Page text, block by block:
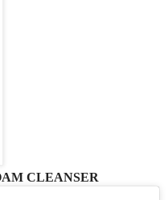
CLEANSER